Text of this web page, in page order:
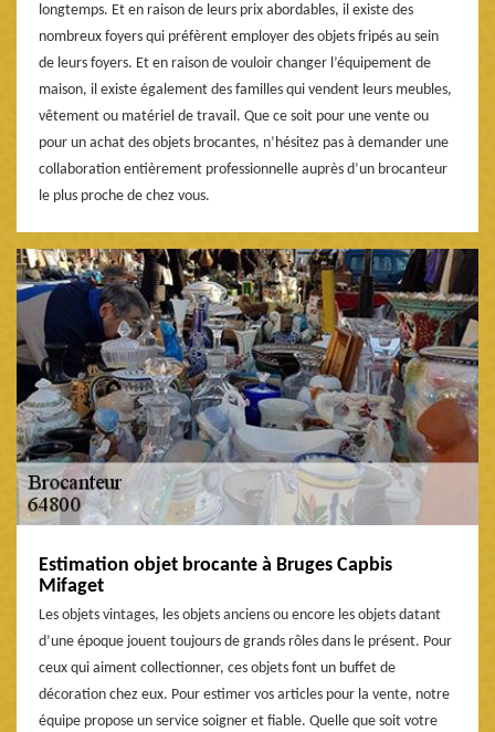
longtemps. Et en raison de leurs prix abordables, il existe des
nombreux foyers qui préfèrent employer des objets fripés au sein
de leurs foyers. Et en raison de vouloir changer l’équipement de
maison, il existe également des familles qui vendent leurs meubles,
vêtement ou matériel de travail. Que ce soit pour une vente ou
pour un achat des objets brocantes, n’hésitez pas à demander une
collaboration entièrement professionnelle auprès d’un brocanteur
le plus proche de chez vous.
Estimation objet brocante à Bruges Capbis
Mifaget
Les objets vintages, les objets anciens ou encore les objets datant
d’une époque jouent toujours de grands rôles dans le présent. Pour
ceux qui aiment collectionner, ces objets font un buffet de
décoration chez eux. Pour estimer vos articles pour la vente, notre
équipe propose un service soigner et fiable. Quelle que soit votre